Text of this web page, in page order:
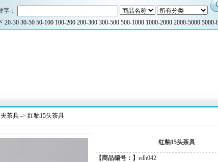
字：
20-30 30-50 50-100 100-200 200-300 300-500 500-1000 1000-2000 2000-5000 5000-
茶具 -> 红釉15头茶具
红釉15头茶具
【商品编号：】 edh042